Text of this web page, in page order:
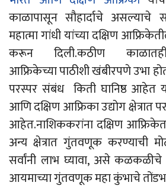
काळापासून सौहार्दाचे
महात्मा गांधीयांच्यादक्षिण
करून दिली.कठीण
आफ्रिकेच्या पाठीशी खंबीरपणे उभा
परस्पर संबंध किती घानिष्ठ आहेत
आणिदक्षिण आफ्रिका उद्योग क्षेत्रात
आहेत.नाशिककरांना दक्षिण
अन्य क्षेत्रात गुंतवणूक करण्याची
सर्वांनी लाभ घ्यावा, असे
आयमाच्या गुंतवणूक महा कुंभाचे